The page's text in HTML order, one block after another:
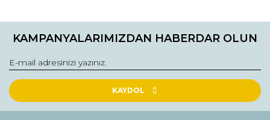
KAMPANYALARIMIZDAN HABERDAR OLUN
KAYDOL